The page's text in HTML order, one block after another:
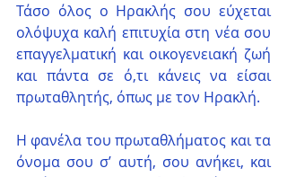
Τάσο όλος ο Ηρακλής σου εύχεται
ολόψυχα καλή επιτυχία στη νέα σου
επαγγελματική και οικογενειακή ζωή
και πάντα σε ό,τι κάνεις να είσαι
πρωταθλητής, όπως με τον Ηρακλή.
Η φανέλα του πρωταθλήματος και τα
όνομα σου σ’ αυτή, σου ανήκει, και